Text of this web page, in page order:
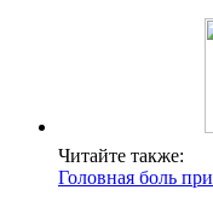
Читайте также:
Головная боль